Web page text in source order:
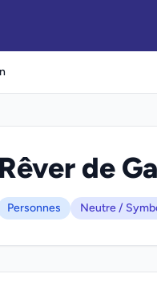
Rêver de
Personnes Neutre /